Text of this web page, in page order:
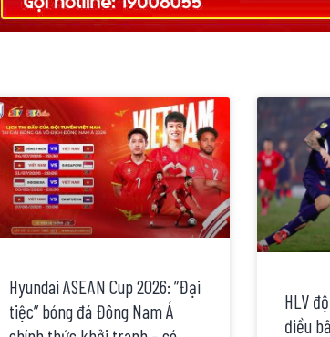
Hyundai ASEAN Cup 2026: ”Đại
tiệc” bóng đá Đông Nam Á
HLV
điều